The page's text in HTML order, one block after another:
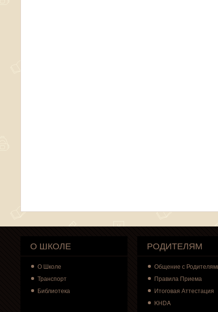
О ШКОЛЕ
О Школе
Транспорт
Библиотека
РОДИТЕЛЯМ
Общение с
Правила Приема
Итоговая Аттестация
KHDA